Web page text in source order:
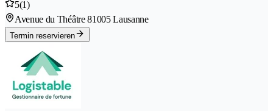
5(1)
Avenue du Théâtre 81005 Lausanne
Termin reservieren